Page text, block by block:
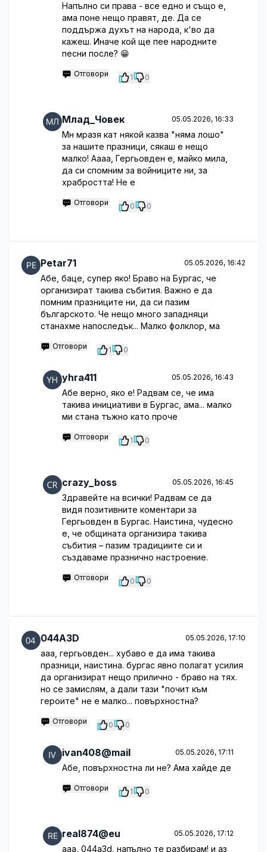
Напълно си права - все едно и също е,
ама поне нещо правят, де. Да се
поддържа духът на народа, к'во да
кажеш. Иначе кой ще пее народните
песни после? 😁
Отговори 1 0
Млад_Човек 05.05.2026, 16:33
Мн мразя кат някой казва "няма лошо"
за нашите празници, сякаш е нещо
малко! Аааа, Гергьовден е, майко мила,
да си спомним за войниците ни, за
храбростта! Не е
Отговори 0 0
Petar71 05.05.2026, 16:42
Абе, баце, супер яко! Браво на Бургас, че
организират такива събития. Важно е да
помним празниците ни, да си пазим
българското. Че нещо много западняци
станахме напоследък... Малко фолклор, ма
Отговори 1 0
yhra411 05.05.2026, 16:43
Абе верно, яко е! Радвам се, че има
такива инициативи в Бургас, ама... малко
ми стана тъжно като проче
Отговори 1 0
crazy_boss 05.05.2026, 16:45
Здравейте на всички! Радвам се да
видя позитивните коментари за
Гергьовден в Бургас. Наистина, чудесно
е, че общината организира такива
събития – пазим традициите си и
създаваме празнично настроение.
Отговори 0 0
044A3D 05.05.2026, 17:10
ааа, гергьовден... хубаво е да има такива
празници, наистина. бургас явно полагат усилия
да организират нещо прилично - браво на тях.
но се замислям, а дали тази "почит към
героите" не е малко... повърхностна?
Отговори 0 0
ivan408@mail 05.05.2026, 17:11
Абе, повърхностна ли не? Ама хайде де
Отговори 1 0
real874@eu 05.05.2026, 17:12
ааа, 044a3d, напълно те разбирам! и аз